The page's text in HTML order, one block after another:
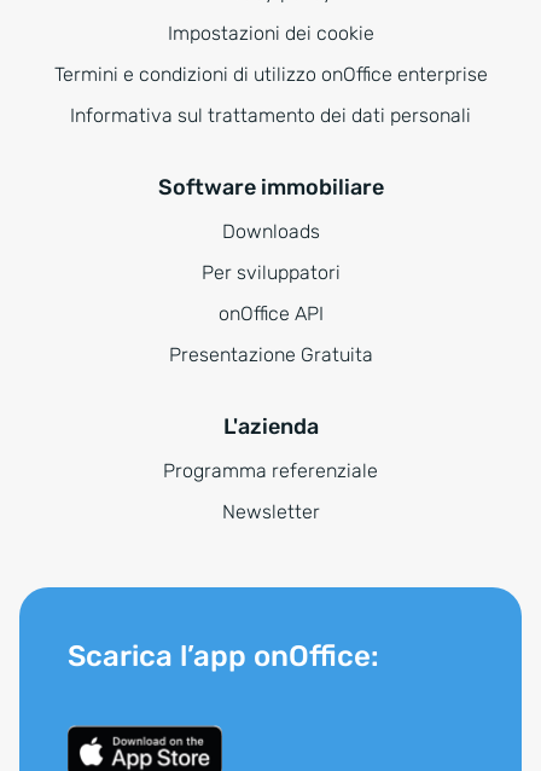
Impostazioni dei cookie
Termini e condizioni di utilizzo onOffice enterprise
Informativa sul trattamento dei dati personali
Software immobiliare
Downloads
Per sviluppatori
onOffice API
Presentazione Gratuita
L'azienda
Programma referenziale
Newsletter
Scarica l’app onOffice: